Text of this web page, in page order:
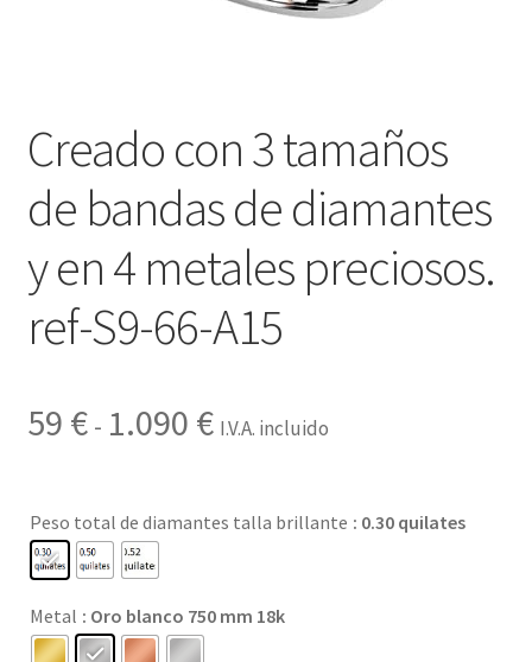
Creado con 3 tamaños
de bandas de diamantes
y en 4 metales preciosos.
ref-S9-66-A15
59 € - 1.090 €Rango
hasta
I.V.A. incluido
Peso total de diamantes talla brillante : 0.30 quilates
Metal : Oro blanco 750 mm 18k